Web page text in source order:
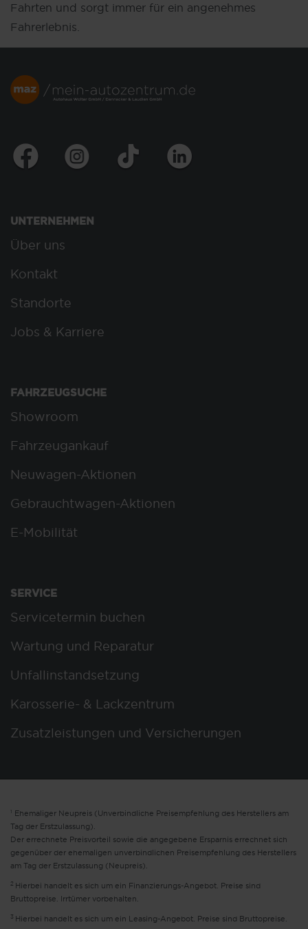
Fahrten und sorgt immer für ein angenehmes
Fahrerlebnis.
UNTERNEHMEN
Über uns
Kontakt
Standorte
Jobs & Karriere
FAHRZEUGSUCHE
Showroom
Fahrzeugankauf
Neuwagen-Aktionen
Gebrauchtwagen-Aktionen
E-Mobilität
SERVICE
Servicetermin buchen
Wartung und Reparatur
Unfallinstandsetzung
Karosserie- & Lackzentrum
Zusatzleistungen und Versicherungen
1 Ehemaliger Neupreis (Unverbindliche Preisempfehlung des Herstellers am
Tag der Erstzulassung).
Der errechnete Preisvorteil sowie die angegebene Ersparnis errechnet sich
gegenüber der ehemaligen unverbindlichen Preisempfehlung des Herstellers
am Tag der Erstzulassung (Neupreis).
2 Hierbei handelt es sich um ein Finanzierungs-Angebot. Preise sind
Bruttopreise. Irrtümer vorbehalten.
3 Hierbei handelt es sich um ein Leasing-Angebot. Preise sind Bruttopreise.